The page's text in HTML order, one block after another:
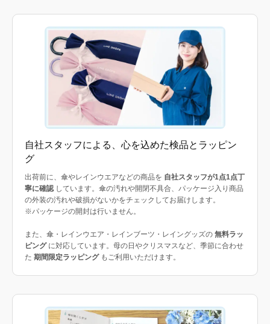
自社スタッフによる、心を込めた検品とラッピン
グ
出荷前に、傘やレインウエアなどの商品を 自社スタッフが1点1点丁
寧に確認しています。傘の汚れや開閉不具合、パッケージ入り商品
の外装の汚れや破損がないかをチェックしてお届けします。
※パッケージの開封は行いません。
また、傘・レインウエア・レインブーツ・レイングッズの 無料ラッ
ピングに対応しています。母の日やクリスマスなど、季節に合わせ
た 期間限定ラッピングもご利用いただけます。